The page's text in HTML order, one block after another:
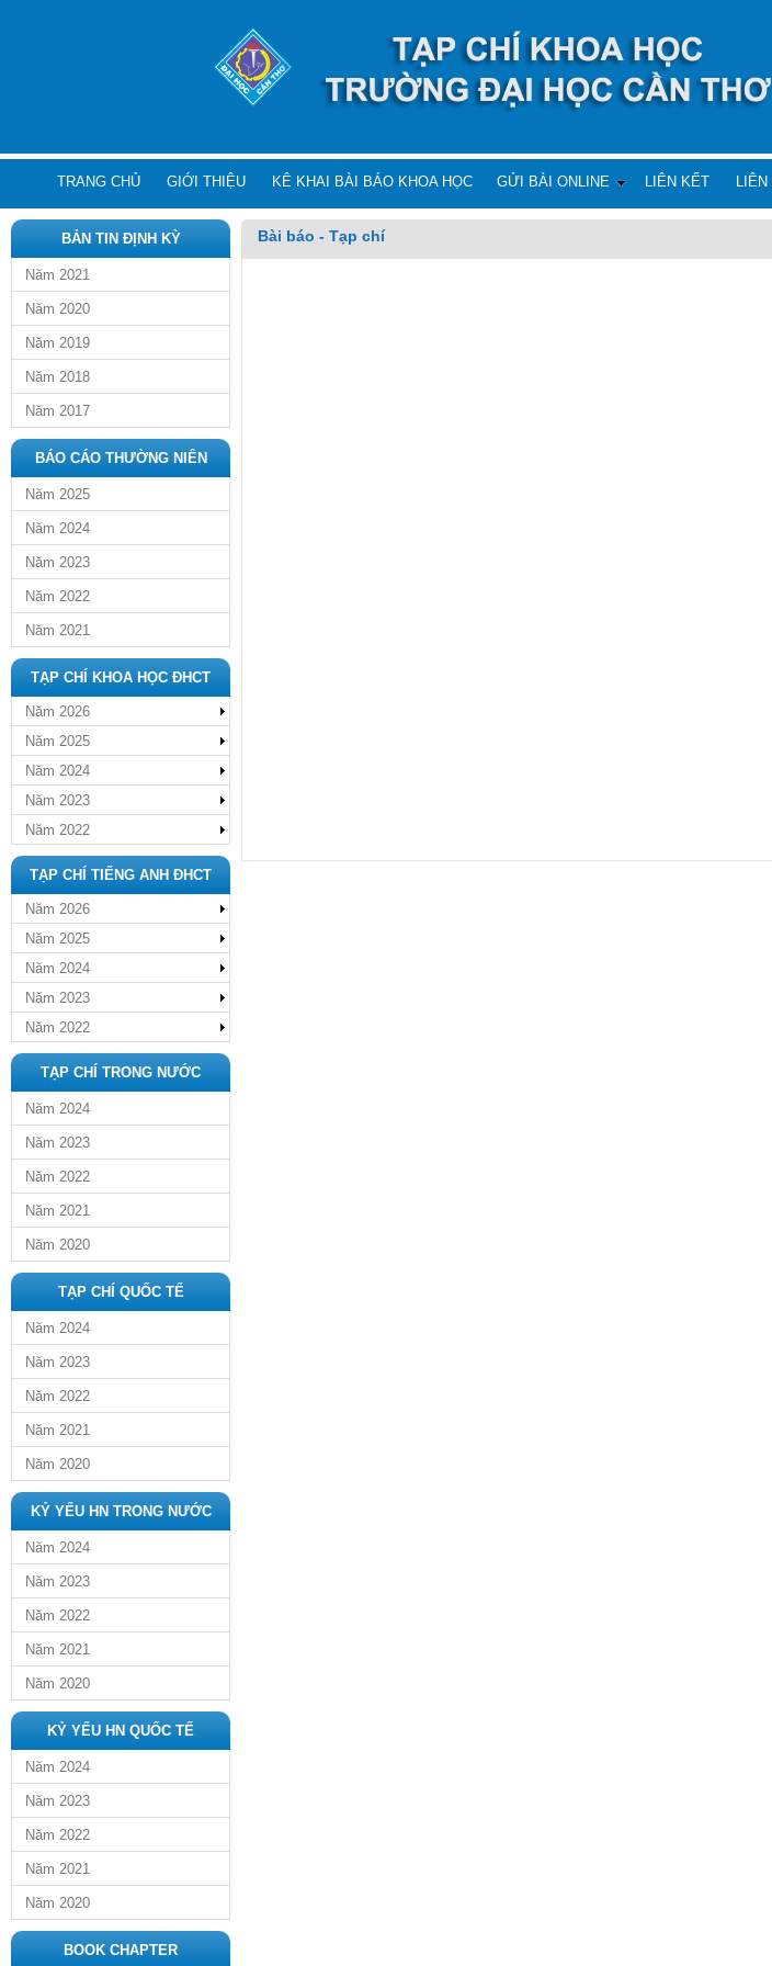
TRANG CHỦ GIỚI THIỆU KÊ KHAI BÀI BÁO KHOA HỌC GỬI BÀI ONLINE LIÊN KẾT LIÊN
BẢN TIN ĐỊNH KỲ
Năm 2021
Năm 2020
Năm 2019
Năm 2018
Năm 2017
BÁO CÁO THƯỜNG NIÊN
Năm 2025
Năm 2024
Năm 2023
Năm 2022
Năm 2021
TẠP CHÍ KHOA HỌC ĐHCT
Năm 2026
Năm 2025
Năm 2024
Năm 2023
Năm 2022
TẠP CHÍ TIẾNG ANH ĐHCT
Năm 2026
Năm 2025
Năm 2024
Năm 2023
Năm 2022
TẠP CHÍ TRONG NƯỚC
Năm 2024
Năm 2023
Năm 2022
Năm 2021
Năm 2020
TẠP CHÍ QUỐC TẾ
Năm 2024
Năm 2023
Năm 2022
Năm 2021
Năm 2020
KỶ YẾU HN TRONG NƯỚC
Năm 2024
Năm 2023
Năm 2022
Năm 2021
Năm 2020
KỶ YẾU HN QUỐC TẾ
Năm 2024
Năm 2023
Năm 2022
Năm 2021
Năm 2020
BOOK CHAPTER
Bài báo - Tạp chí